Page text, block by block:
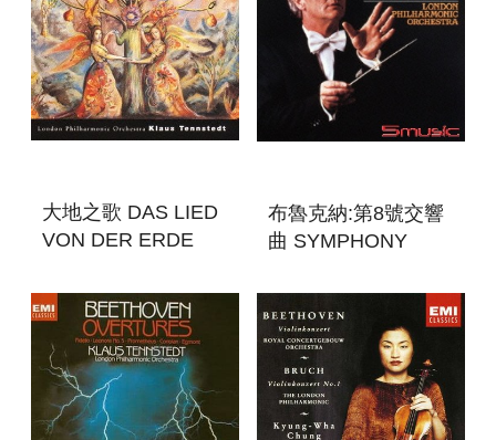
大地之歌 DAS LIED
VON DER ERDE
布魯克納:第8號交響
曲 SYMPHONY